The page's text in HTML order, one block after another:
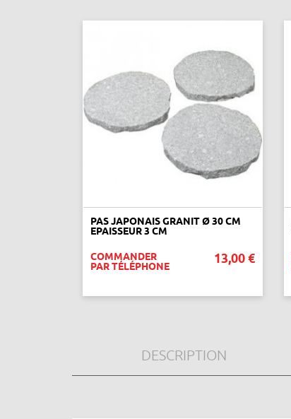
PAS JAPONAIS GRANIT Ø 30 CM
EPAISSEUR 3 CM
COMMANDER
PAR TÉLÉPHONE
13,00 €
DESCRIPTION